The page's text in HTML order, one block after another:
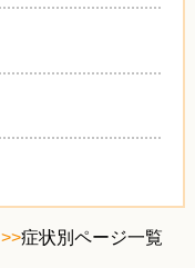
>>症状別ページ一覧